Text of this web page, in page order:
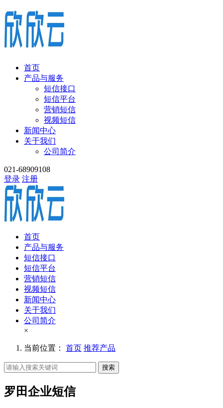
首页
产品与服务
短信接口
短信平台
营销短信
视频短信
新闻中心
关于我们
公司简介
021-68909108
登录 注册
首页
产品与服务
短信接口
短信平台
营销短信
视频短信
新闻中心
关于我们
公司简介
×
当前位置： 首页 推荐产品
搜索
罗田企业短信